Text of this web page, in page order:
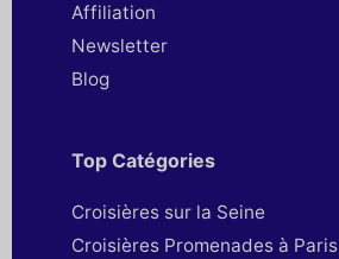
Affiliation
Newsletter
Blog
Top Catégories
Croisières sur la Seine
Croisières Promenades à Paris